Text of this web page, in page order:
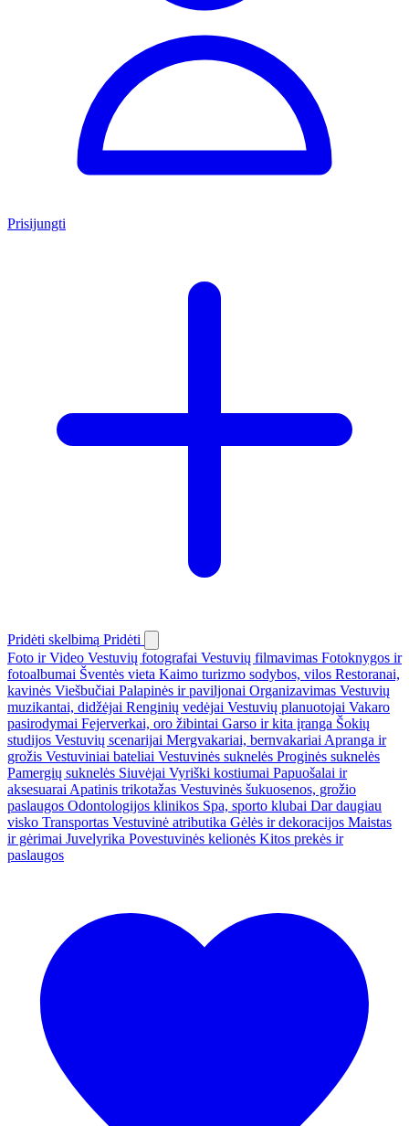
Prisijungti
Pridėti skelbimą Pridėti
Foto ir Video Vestuvių fotografai Vestuvių filmavimas Fotoknygos ir
fotoalbumai Šventės vieta Kaimo turizmo sodybos, vilos Restoranai,
kavinės Viešbučiai Palapinės ir paviljonai Organizavimas Vestuvių
muzikantai, didžėjai Renginių vedėjai Vestuvių planuotojai Vakaro
pasirodymai Fejerverkai, oro žibintai Garso ir kita įranga Šokių
studijos Vestuvių scenarijai Mergvakariai, bernvakariai Apranga ir
grožis Vestuviniai bateliai Vestuvinės suknelės Proginės suknelės
Pamergių suknelės Siuvėjai Vyriški kostiumai Papuošalai ir
aksesuarai Apatinis trikotažas Vestuvinės šukuosenos, grožio
paslaugos Odontologijos klinikos Spa, sporto klubai Dar daugiau
visko Transportas Vestuvinė atributika Gėlės ir dekoracijos Maistas
ir gėrimai Juvelyrika Povestuvinės kelionės Kitos prekės ir
paslaugos